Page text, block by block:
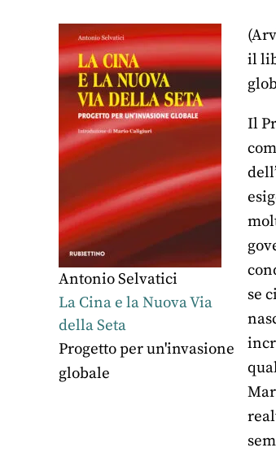
Antonio Selvatici
La Cina e la Nuova Via
della Seta
Progetto per un'invasione
globale
il
Il
se